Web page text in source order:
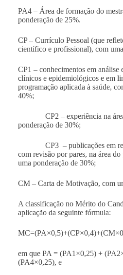
PA4 – Área de formação do
ponderação de 25%.
CP – Currículo Pessoal (que
científico e profissional), com
CP1 – conhecimentos em análise
clínicos e epidemiológicos e em
programação aplicada à saúde,
40%;
CP2 – experiência na área
ponderação de 30%;
CP3 – publicações em
com revisão por pares, na área
uma ponderação de 30%;
CM – Carta de Motivação, com
A classificação no Mérito do
aplicação da seguinte fórmula:
em que PA = (PA1×0,25) +
(PA4×0,25), e